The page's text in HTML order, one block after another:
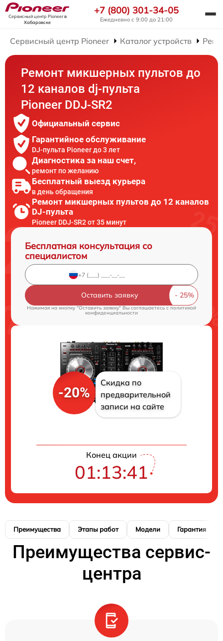
Сервисный центр Pioneerв
Хабаровске
+7 (800) 301-34-05
Ежедневно с 9:00 до 21:00
Сервисный центр Pioneer Каталог устройств
Ремонт микшерных пультов до
12 каналов dj-пульта
Pioneer DDJ-SR2
Официальный сервис
Гарантийное обслуживание
DJ-пульта Pioneer до 3 лет
Диагностика за наш счет,
ремонт по желанию
Бесплатный выезд курьера
в день обращения
Ремонт микшерных пультов до 12 каналов
DJ-пульта
Pioneer DDJ-SR2 от 35 минут
Бесплатная консультация со
специалистом
Оставить заявку
Нажимая на кнопку "Оставить заявку" Вы соглашаетесь c политикой
конфиденциальности
-20%
Скидка по
предварительной
записи на сайте
Конец акции
01:13:40
Преимущества Этапы работ Модели Гарантия
Преимущества сервис-
центра